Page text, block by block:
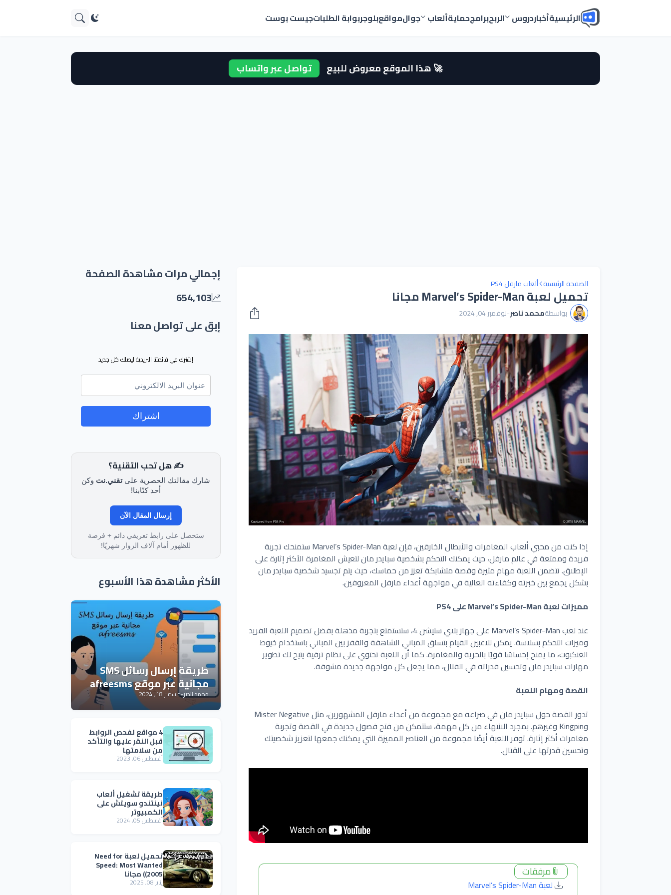
الرئيسيةأخباردروس الربحبرامجحمايةألعاب جوالمواقعبلوجربوابة الطلباتجيست بوست
🚀 هذا الموقع معروض للبيع تواصل عبر واتساب
الصفحة الرئيسية ألعاب مارفل PS4
تحميل لعبة Marvel’s Spider-Man مجانا
بواسطةمحمد ناصر-نوفمبر 04, 2024
إذا كنت من محبي ألعاب المغامرات والأبطال الخارقين، فإن لعبة Marvel’s Spider-Man ستمنحك تجربة
فريدة وممتعة في عالم مارفل، حيث يمكنك التحكم بشخصية سبايدر مان لتعيش المغامرة الأكثر إثارة على
الإطلاق. تتضمن اللعبة مهام مثيرة وقصة متشابكة تعزز من حماسك، حيث يتم تجسيد شخصية سبايدر مان
بشكل يجمع بين خبرته وكفاءته العالية في مواجهة أعداء مارفل المعروفين.
مميزات لعبة Marvel’s Spider-Man على PS4
عند لعب Marvel’s Spider-Man على جهاز بلاي ستيشن 4، ستستمتع بتجربة مذهلة بفضل تصميم اللعبة الفريد
وميزات التحكم بسلاسة. يمكن للاعبين القيام بتسلق المباني الشاهقة والقفز بين المباني باستخدام خيوط
العنكبوت، ما يمنح إحساسًا قويًا بالحرية والمغامرة. كما أن اللعبة تحتوي على نظام ترقية يتيح لك تطوير
مهارات سبايدر مان وتحسين قدراته في القتال، مما يجعل كل مواجهة جديدة مشوقة.
القصة ومهام اللعبة
تدور القصة حول سبايدر مان في صراعه مع مجموعة من أعداء مارفل المشهورين، مثل Mister Negative
وKingpin وغيرهم. بمجرد الانتهاء من كل مهمة، ستتمكن من فتح فصول جديدة في القصة وتجربة
مغامرات أكثر إثارة. توفر اللعبة أيضًا مجموعة من العناصر المميزة التي يمكنك جمعها لتعزيز شخصيتك
وتحسين قدرتها على القتال.
مرفقات
لعبة Marvel’s Spider-Man
إجمالي مرات مشاهدة الصفحة
654,103
إبق على تواصل معنا
إشترك في قائمتنا البريدية ليصلك كل جديد
اشتراك
✍️ هل تحب التقنية؟
شارك مقالتك الحصرية علىتقني.نت وكن
أحد كتّابنا!
إرسال المقال الآن
ستحصل على رابط تعريفي دائم + فرصة
للظهور أمام آلاف الزوار شهريًا!
الأكثر مشاهدة هذا الأسبوع
طريقة إرسال رسائل SMS
مجانية عبر موقع afreesms
محمد ناصر-ديسمبر 18, 2024
4 مواقع لفحص الروابط
قبل النقر عليها والتأكد
من سلامتها
أغسطس 06, 2023
طريقة تشغيل ألعاب
نينتندو سويتش على
الكمبيوتر
أغسطس 05, 2024
تحميل لعبة Need for
Speed: Most Wanted
(2005) مجانا
يناير 08, 2025